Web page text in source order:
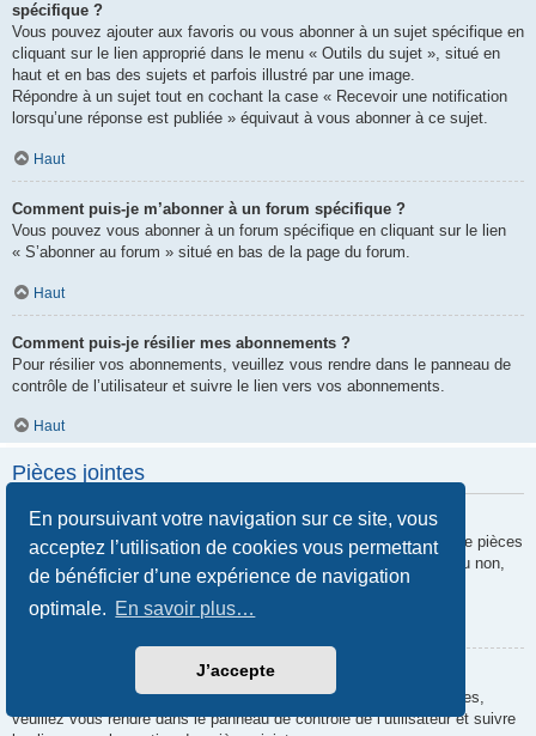
En poursuivant votre navigation sur ce site, vous
acceptez l’utilisation de cookies vous permettant
de bénéficier d’une expérience de navigation
optimale. En savoir plus…
J’accepte
spécifique ?
Vous pouvez ajouter aux favoris ou vous abonner à un sujet spécifique en
cliquant sur le lien approprié dans le menu « Outils du sujet », situé en
haut et en bas des sujets et parfois illustré par une image.
Répondre à un sujet tout en cochant la case « Recevoir une notification
lorsqu’une réponse est publiée » équivaut à vous abonner à ce sujet.
Haut
Comment puis-je m’abonner à un forum spécifique ?
Vous pouvez vous abonner à un forum spécifique en cliquant sur le lien
« S’abonner au forum » situé en bas de la page du forum.
Haut
Comment puis-je résilier mes abonnements ?
Pour résilier vos abonnements, veuillez vous rendre dans le panneau de
contrôle de l’utilisateur et suivre le lien vers vos abonnements.
Haut
Pièces jointes
Quelles pièces jointes sont autorisées sur ce forum ?
Chaque administrateur peut autoriser ou interdire certains types de pièces
jointes. Si vous n’êtes pas certain de savoir ce qui est autorisé ou non,
nous vous invitons à contacter un administrateur du forum.
Comment puis-je retrouver toutes mes pièces jointes ?
Pour retrouver la liste des pièces jointes que vous avez transférées,
veuillez vous rendre dans le panneau de contrôle de l’utilisateur et suivre